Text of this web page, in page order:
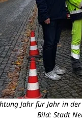
Jahr für Jahr in
Bild: Stadt